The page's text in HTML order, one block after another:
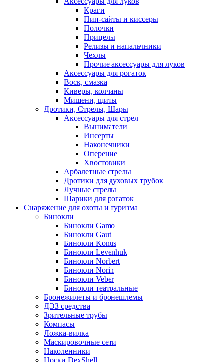
Краги
Пип-сайты и киссеры
Полочки
Прицелы
Релизы и напальчники
Чехлы
Прочие аксессуары для луков
Аксессуары для рогаток
Воск, смазка
Киверы, колчаны
Мишени, щиты
Дротики, Стрелы, Шары
Аксессуары для стрел
Выниматели
Инсерты
Наконечники
Оперение
Хвостовики
Арбалетные стрелы
Дротики для духовых трубок
Лучные стрелы
Шарики для рогаток
Снаряжение для охоты и туризма
Бинокли
Бинокли Gamo
Бинокли Gaut
Бинокли Konus
Бинокли Levenhuk
Бинокли Norbert
Бинокли Norin
Бинокли Veber
Бинокли театральные
Бронежилеты и бронешлемы
ДЭЗ средства
Зрительные трубы
Компасы
Ложка-вилка
Маскировочные сети
Наколенники
Носки DexShell